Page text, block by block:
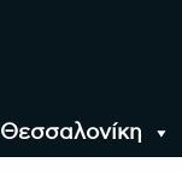
Θεσσαλονίκη